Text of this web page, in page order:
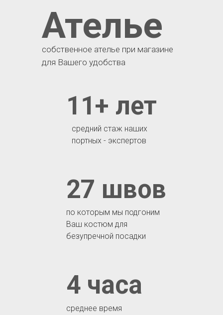
среднее время
4 часа
по которым мы подгоним
Ваш костюм для
безупречной посадки
27 швов
средний стаж наших
портных - экспертов
11+ лет
Ателье
собственное ателье при магазине
для Вашего удобства